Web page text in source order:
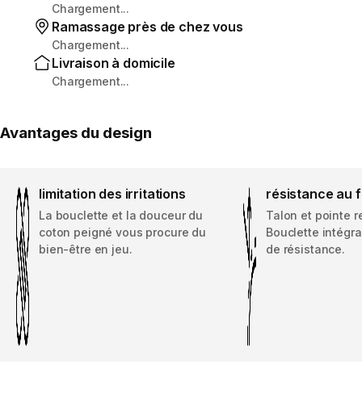
Chargement...
Ramassage près de chez vous
Chargement...
Livraison à domicile
Chargement...
Avantages du design
limitation des irritations
La bouclette et la douceur du
coton peigné vous procure du
bien-être en jeu.
résistance au
Talon et pointe
Bouclette
de résistance.